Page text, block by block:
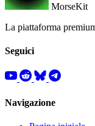
MorseKit
La piattaforma
Seguici
Navigazione